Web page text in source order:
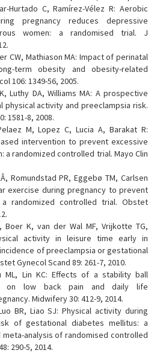
Hurtado C, Ramírez-Vélez R: Aerobic
pregnancy reduces depressive
women: a randomised trial. J
CW, Mathiason MA: Impact of perinatal
term obesity and obesity-related
106: 1349-56, 2005.
Luthy DA, Williams MA: A prospective
physical activity and preeclampsia risk.
1581-8, 2008.
M, Lopez C, Lucia A, Barakat R:
intervention to prevent excessive
a randomized controlled trial. Mayo Clin
Romundstad PR, Eggebø TM, Carlsen
exercise during pregnancy to prevent
randomized controlled trial. Obstet
Boer K, van der Wal MF, Vrijkotte TG,
activity in leisure time early in
of preeclampsia or gestational
Gynecol Scand 89: 261-7, 2010.
ML, Lin KC: Effects of a stability ball
on low back pain and daily life
Midwifery 30: 412-9, 2014.
BR, Liao SJ: Physical activity during
of gestational diabetes mellitus: a
analysis of randomised controlled
290-5, 2014.